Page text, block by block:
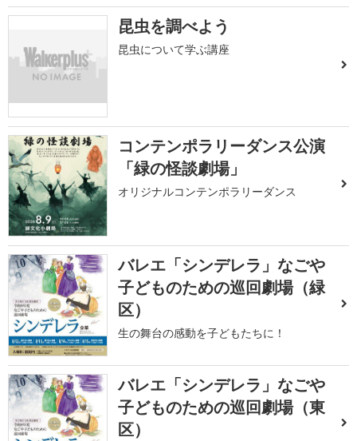
昆虫を調べよう
昆虫について学ぶ講座
コンテンポラリーダンス公演
「緑の怪談劇場」
オリジナルコンテンポラリーダンス
バレエ「シンデレラ」なごや
子どものための巡回劇場（緑
区）
生の舞台の感動を子どもたちに！
バレエ「シンデレラ」なごや
子どものための巡回劇場（東
区）